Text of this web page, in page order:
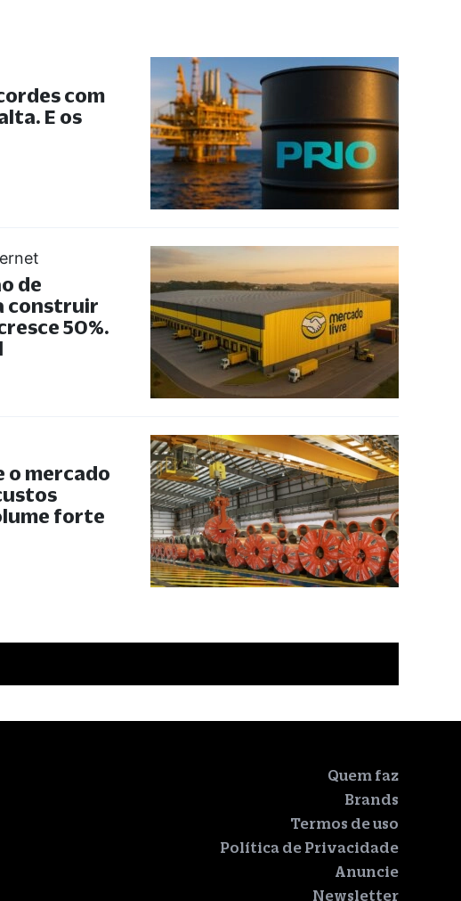
com
E os
de
construir
50%.
o mercado
forte
Quem faz
Brands
Termos de uso
Política de Privacidade
Anuncie
Newsletter